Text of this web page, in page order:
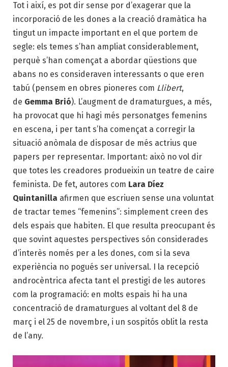
Tot i així, es pot dir sense por d’exagerar que la
incorporació de les dones a la creació dramàtica ha
tingut un impacte important en el que portem de
segle: els temes s’han ampliat considerablement,
perquè s’han començat a abordar qüestions que
abans no es consideraven interessants o que eren
tabú (pensem en obres pioneres com Llibert,
de Gemma Brió). L’augment de dramaturgues, a més,
ha provocat que hi hagi més personatges femenins
en escena, i per tant s’ha començat a corregir la
situació anòmala de disposar de més actrius que
papers per representar. Important: això no vol dir
que totes les creadores produeixin un teatre de caire
feminista. De fet, autores com Lara Díez
Quintanilla afirmen que escriuen sense una voluntat
de tractar temes “femenins”: simplement creen des
dels espais que habiten. El que resulta preocupant és
que sovint aquestes perspectives són considerades
d’interès només per a les dones, com si la seva
experiència no pogués ser universal. I la recepció
androcèntrica afecta tant el prestigi de les autores
com la programació: en molts espais hi ha una
concentració de dramaturgues al voltant del 8 de
març i el 25 de novembre, i un sospitós oblit la resta
de l’any.